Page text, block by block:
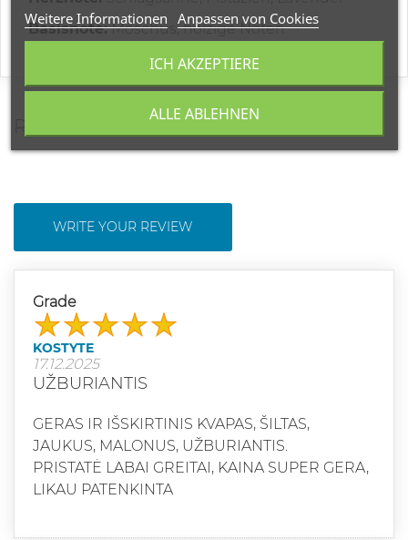
Basisnote:Moschus, holzige Noten
WRITE YOUR REVIEW
Grade
KOSTYTE
17.12.2025
UŽBURIANTIS
GERAS IR IŠSKIRTINIS KVAPAS, ŠILTAS,
JAUKUS, MALONUS, UŽBURIANTIS.
PRISTATĖ LABAI GREITAI, KAINA SUPER GERA,
LIKAU PATENKINTA
Weitere Informationen Anpassen von Cookies
ALLE ABLEHNEN
ICH AKZEPTIERE